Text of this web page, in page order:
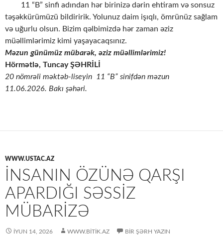
11 “B” sinfi adından hər birinizə dərin ehtiram və sonsuz
təşəkkürümüzü bildiririk. Yolunuz daim işıqlı, ömrünüz sağlam
və uğurlu olsun. Bizim qəlbimizdə hər zaman əziz
müəllimlərimiz kimi yaşayacaqsınız.
Məzun günümüz mübarək, əziz müəllimlərimiz!
Hörmətlə, Tuncay ŞƏHRİLİ
20 nömrəli məktəb-liseyin 11 “B” sinifdən məzun
11.06.2026. Bakı şəhəri.
WWW.USTAC.AZ
İNSANIN ÖZÜNƏ QARŞI
APARDIĞI SƏSSIZ
MÜBARIZƏ
İYUN 14, 2026 WWW.BITIK.AZ BIR ŞƏRH YAZIN